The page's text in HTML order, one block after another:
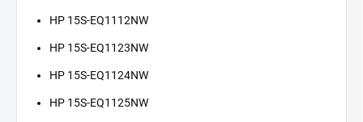
HP 15S-EQ1112NW
HP 15S-EQ1123NW
HP 15S-EQ1124NW
HP 15S-EQ1125NW